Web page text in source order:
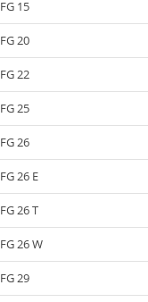
FG 15
FG 20
FG 22
FG 25
FG 26
FG 26 E
FG 26 T
FG 26 W
FG 29